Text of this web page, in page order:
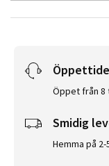
Öppet från 8
Smidig
Hemma på